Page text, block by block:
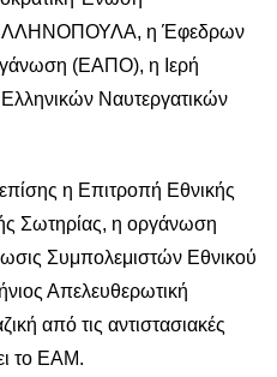
η Έφεδρων
(ΕΑΠΟ), η Ιερή
Ναυτεργατικών
η Επιτροπή Εθνικής
Σωτηρίας, η οργάνωση
Συμπολεμιστών Εθνικού
Απελευθερωτική
από τις αντιστασιακές
το ΕΑΜ.